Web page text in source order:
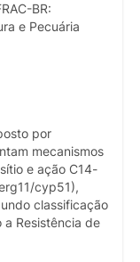
BR:
e Pecuária
por
mecanismos
e ação C14-
cyp51),
classificação
a Resistência de